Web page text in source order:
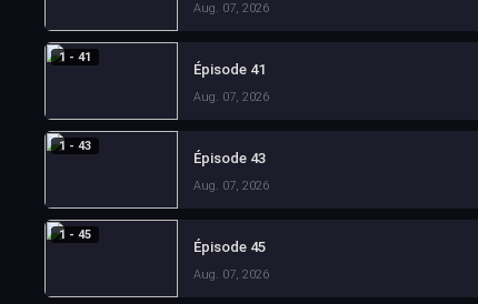
Aug. 07, 2026
1 - 41
Épisode 41
Aug. 07, 2026
1 - 43
Épisode 43
Aug. 07, 2026
1 - 45
Épisode 45
Aug. 07, 2026